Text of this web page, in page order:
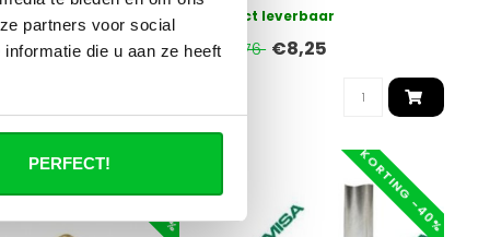
partners voor social
die u aan ze heeft
PERFECT!
€8,20
inchBuitendraad KIWA
Direct leverbaar
€13,76 €8,25
KORTING -40% KORTING -40%